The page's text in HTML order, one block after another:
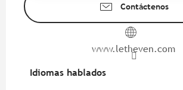
Contáctenos
www.letheven.com
Idiomas hablados
Idiomas hablados